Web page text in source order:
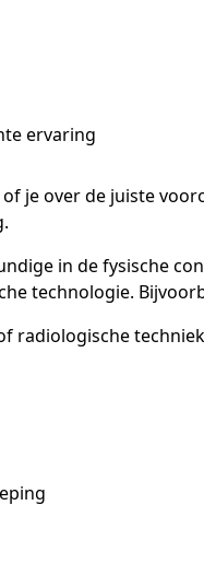
ervaring
je over de juiste
in de fysische
technologie.